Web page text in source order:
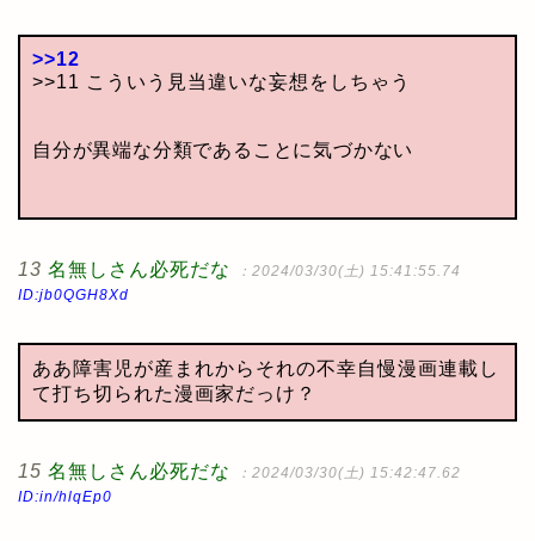
>>12
>>11 こういう見当違いな妄想をしちゃう
自分が異端な分類であることに気づかない
13 名無しさん必死だな
：2024/03/30(土) 15:41:55.74
ID:jb0QGH8Xd
ああ障害児が産まれからそれの不幸自慢漫画連載し
て打ち切られた漫画家だっけ？
15 名無しさん必死だな
：2024/03/30(土) 15:42:47.62
ID:in/hlqEp0